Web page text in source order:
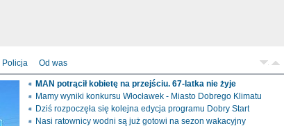
» Od czerwca rozpoczął się nowy okres świadczeniowy 800 plus, który
» Policjanci ruchu drogowego przeprowadzili na drogach Włocławka i
Policja Od was
MAN potrącił kobietę na przejściu. 67-latka nie żyje
Mamy wyniki konkursu Włocławek - Miasto Dobrego Klimatu
Dziś rozpoczęła się kolejna edycja programu Dobry Start
Nasi ratownicy wodni są już gotowi na sezon wakacyjny